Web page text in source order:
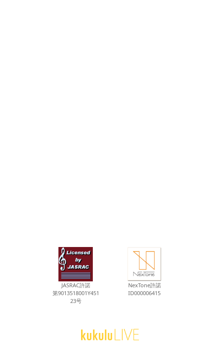
JASRAC許諾
第9013518001Y451
23号
NexTone許諾
ID000006415